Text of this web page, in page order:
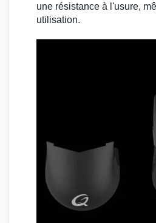
une résistance à l'usure,
utilisation.